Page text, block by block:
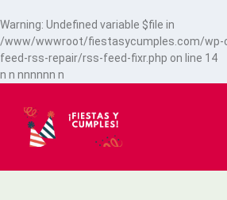
Warning: Undefined variable $file in
/www/wwwroot/fiestasycumples.com/
feed-rss-repair/rss-feed-fixr.php on line 14
n n nnnnnn n